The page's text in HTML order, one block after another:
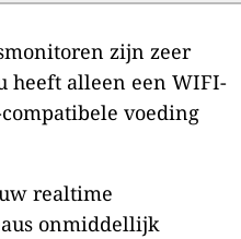
zijn zeer
heeft alleen een WIFI-
voeding
realtime
onmiddellijk